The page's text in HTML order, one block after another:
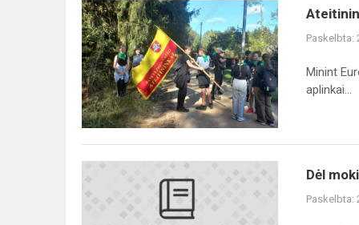
Ateitininkų
žygis
į
Žaliąją
girią
Paskelbta:
Minint
aplinkai...
Dėl
Paskelbta: